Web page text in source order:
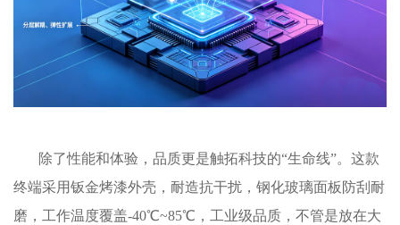
除了性能和体验，品质更是触拓科技的“生命线”。这款
终端采用钣金烤漆外壳，耐造抗干扰，钢化玻璃面板防刮耐
磨，工作温度覆盖-40℃~85℃，工业级品质，不管是放在大